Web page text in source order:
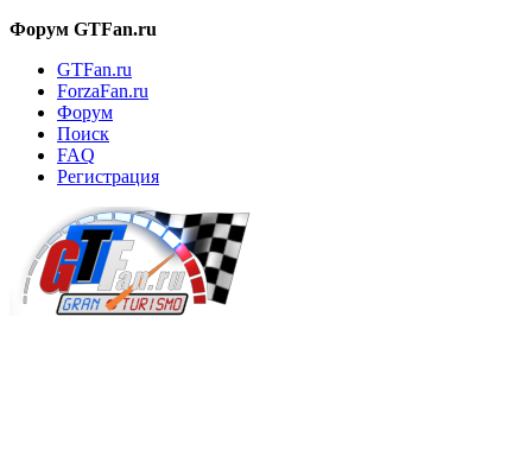
Форум GTFan.ru
GTFan.ru
ForzaFan.ru
Форум
Поиск
FAQ
Регистрация